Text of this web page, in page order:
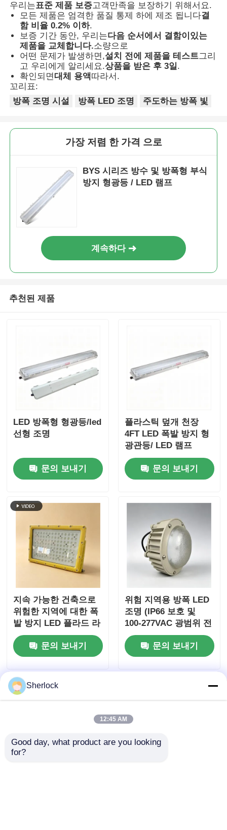
우리는표준 제품 보증고객만족을 보장하기 위해서요.
모든 제품은 엄격한 품질 통제 하에 제조 됩니다결
함 비율 0.2% 이하.
보증 기간 동안, 우리는다음 순서에서 결함이있는
제품을 교체합니다.소량으로
어떤 문제가 발생하면,설치 전에 제품을 테스트그리
고 우리에게 알리세요.상품을 받은 후 3일.
확인되면대체 용액따라서.
꼬리표:
방폭 조명 시설
방폭 LED 조명 주도하는 방폭 빛
가장 저렴 한 가격 으로
BYS 시리즈 방수 및 방폭형 부식
방지 형광등 / LED 램프
계속하다
추천된 제품
LED 방폭형 형광등/led
선형 조명
문의 보내기
플라스틱 덮개 천장
4FT LED 폭발 방지 형
광관등/ LED 램프
문의 보내기
지속 가능한 건축으로
위험한 지역에 대한 폭
발 방지 LED 플라드 라
이트
문의 보내기
위험 지역용 방폭 LED
조명 (IP66 보호 및
100-277VAC 광범위 전
압 입력)
문의 보내기
Sherlock
12:45 AM
Good day, what product are you looking
for?